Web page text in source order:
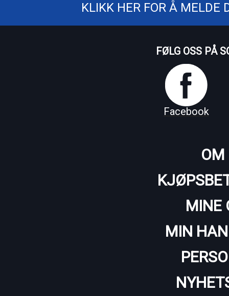
KLIKK HER FOR Å MELDE
FØLG OSS PÅ
Facebook
OM
MINE
MIN